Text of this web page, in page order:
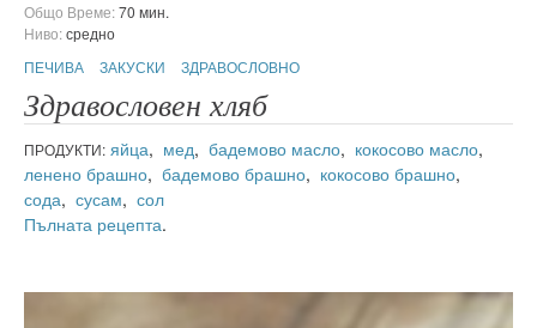
Общо Време:70 мин.
Ниво:средно
ПЕЧИВА
ЗАКУСКИ ЗДРАВОСЛОВНО
Здравословен хляб
ПРОДУКТИ: яйца, мед, бадемово масло, кокосово масло,
ленено брашно, бадемово брашно, кокосово брашно,
сода, сусам, сол
Пълната рецепта.